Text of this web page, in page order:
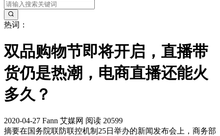
热词：
双品购物节即将开启，直播带
货仍是热潮，电商直播还能火
多久？
2020-04-27 Fann 艾媒网 阅读 20599
摘要在国务院联防联控机制25日举办的新闻发布会上，商务部